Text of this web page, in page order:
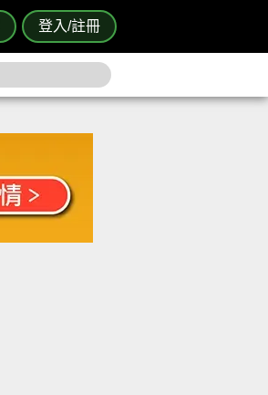
登入/註冊